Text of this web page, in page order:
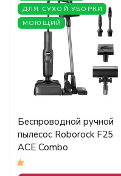
ДЛЯ СУХОЙ УБОРКИ
МОЮЩИЙ
Беспроводной ручной
пылесос Roborock F25
ACE Combo